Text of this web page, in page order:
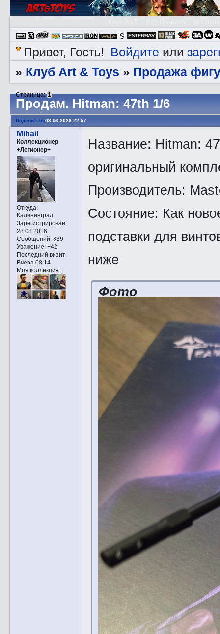
Привет, Гость! Войдите или
» Клуб Art & Toys » Продажа
Прoдам. Hitman: 47th 1/6
Страница:1
Поделиться03.06.2026 22:57
Мihail
Коллекционер
+Легионер+
Откуда:
Калининград
Зарегистрирован:
28.08.2016
Сообщений:839
Уважение: +42
Последний визит:
Вчера 08:14
Моя коллекция:
Название: Hitman:
оригинальный
Производитель:
Состояние: Как
подставки для
ниже
Фото